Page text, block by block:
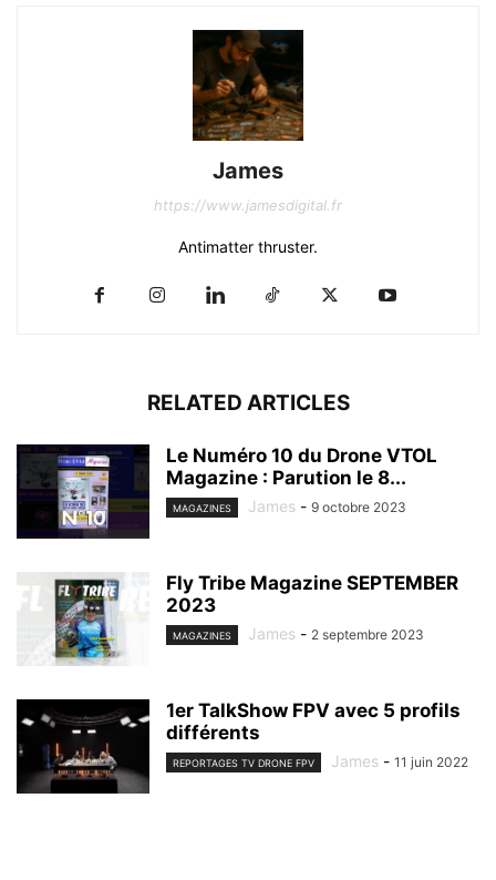
James
https://www.jamesdigital.fr
Antimatter thruster.
RELATED ARTICLES
Le Numéro 10 du Drone VTOL
Magazine : Parution le 8...
MAGAZINES James - 9 octobre 2023
Fly Tribe Magazine SEPTEMBER
2023
MAGAZINES James - 2 septembre 2023
1er TalkShow FPV avec 5 profils
différents
REPORTAGES TV DRONE FPV James - 11 juin 2022